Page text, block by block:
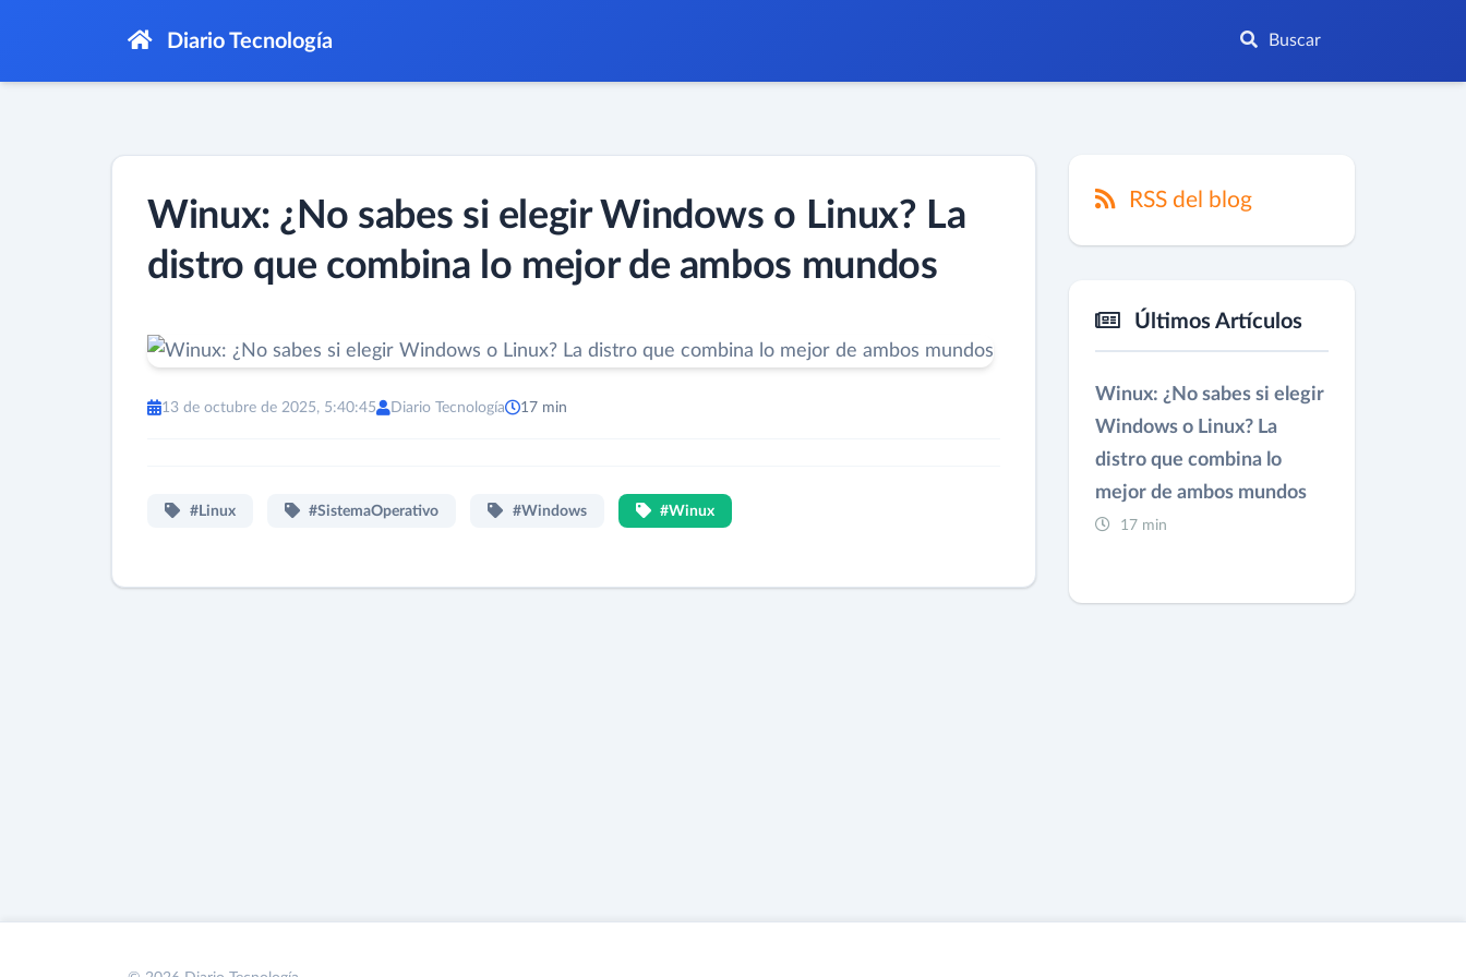
Diario Tecnología Buscar
Winux: ¿No sabes si elegir Windows o Linux? La
distro que combina lo mejor de ambos mundos
13 de octubre de 2025, 5:40:45 Diario Tecnología 17 min
#Linux #SistemaOperativo #Windows #Winux
RSS del blog
Últimos Artículos
Winux: ¿No sabes si elegir
Windows o Linux? La
distro que combina lo
mejor de ambos mundos
17 min